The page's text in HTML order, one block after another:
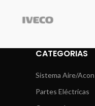
CATEGORIAS
Sistema Aire/Acon
Partes Eléctricas